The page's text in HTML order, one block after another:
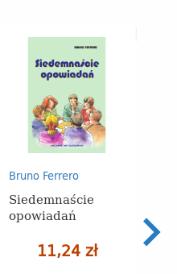
Bruno Ferrero
Siedemnaście
opowiadań
11,24 zł